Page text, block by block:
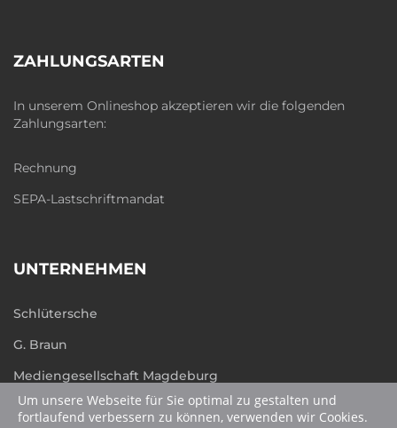
ZAHLUNGSARTEN
In unserem Onlineshop akzeptieren wir die folgenden
Zahlungsarten:
Rechnung
SEPA-Lastschriftmandat
UNTERNEHMEN
Schlütersche
G. Braun
Mediengesellschaft Magdeburg
humboldt.de
Um unsere Webseite für Sie optimal zu gestalten und
fortlaufend verbessern zu können, verwenden wir Cookies.